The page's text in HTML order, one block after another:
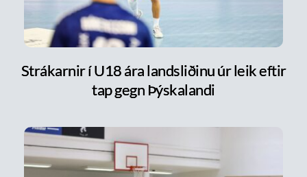
Strákarnir í U18 ára landsliðinu úr leik eftir
tap gegn Þýskalandi